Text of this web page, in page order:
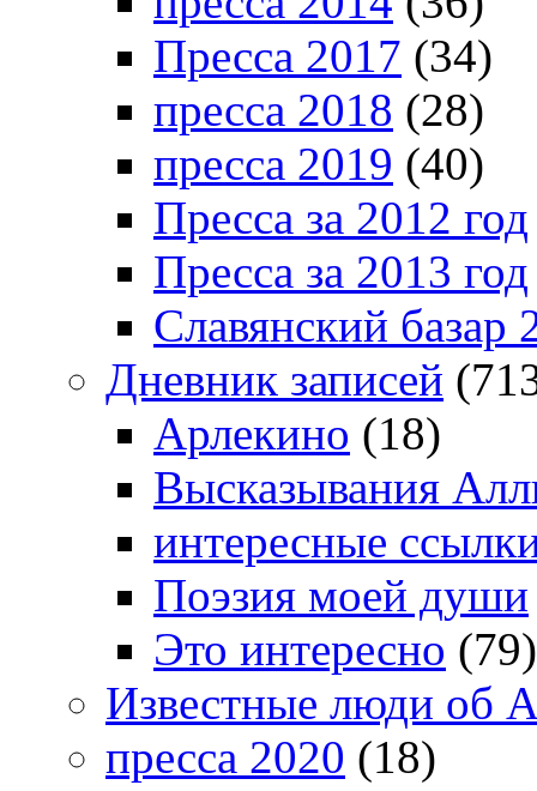
Пресса 2017 (34)
пресса 2018 (28)
пресса 2019 (40)
Пресса за 2012 год
Пресса за 2013 год
Славянский базар
Дневник записей
Арлекино (18)
Высказывания
интересные
Поэзия моей души
Это интересно (79)
Известные люди об
пресса 2020 (18)